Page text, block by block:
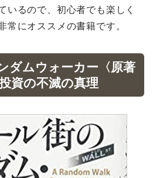
いるので、初心者でも楽しく
常にオススメの書籍です。
ダムウォーカー〈原著
資の不滅の真理